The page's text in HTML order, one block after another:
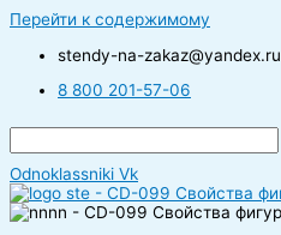
Перейти к содержимому
stendy-na-zakaz@yandex.ru
8 800 201-57-06
Odnoklassniki Vk